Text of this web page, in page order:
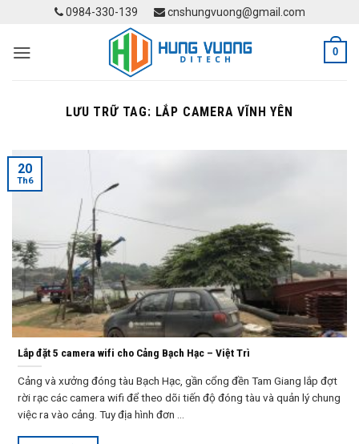
content
0984-330-139 cnshungvuong@gmail.com
0
LƯU TRỮ TAG: LẮP CAMERA VĨNH YÊN
Lắp đặt 5 camera wifi cho Cảng Bạch Hạc – Việt Trì
Cảng và xưởng đóng tàu Bạch Hạc, gần cổng đền Tam Giang lắp đợt
rời rạc các camera wifi để theo dõi tiến độ đóng tàu và quản lý chung
việc ra vào cảng. Tuy địa hình đơn ...
20
Th6